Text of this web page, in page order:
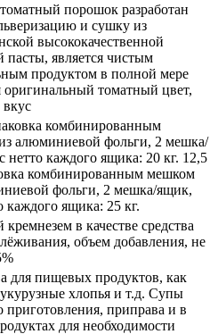
порошок разработан
и сушку из
высококачественной
пасты, является чистым
продуктом в полной мере
оригинальный томатный цвет,
вкус
комбинированным
алюминиевой фольги, 2 мешка/
нетто каждого ящика: 20 кг. 12,5
комбинированным мешком
фольги, 2 мешка/ящик,
каждого ящика: 25 кг.
в качестве средства
объем добавления, не
для пищевых продуктов, как
хлопья и т.д. Супы
приготовления, приправа и в
для необходимости